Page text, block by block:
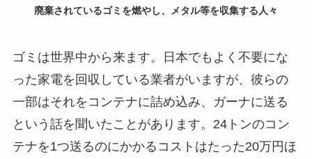
廃棄されているゴミを燃やし、メタル等を収集する人々
ゴミは世界中から来ます。日本でもよく不要にな
った家電を回収している業者がいますが、彼らの
一部はそれをコンテナに詰め込み、ガーナに送る
という話を聞いたことがあります。24トンのコン
テナを1つ送るのにかかるコストはたった20万円ほ